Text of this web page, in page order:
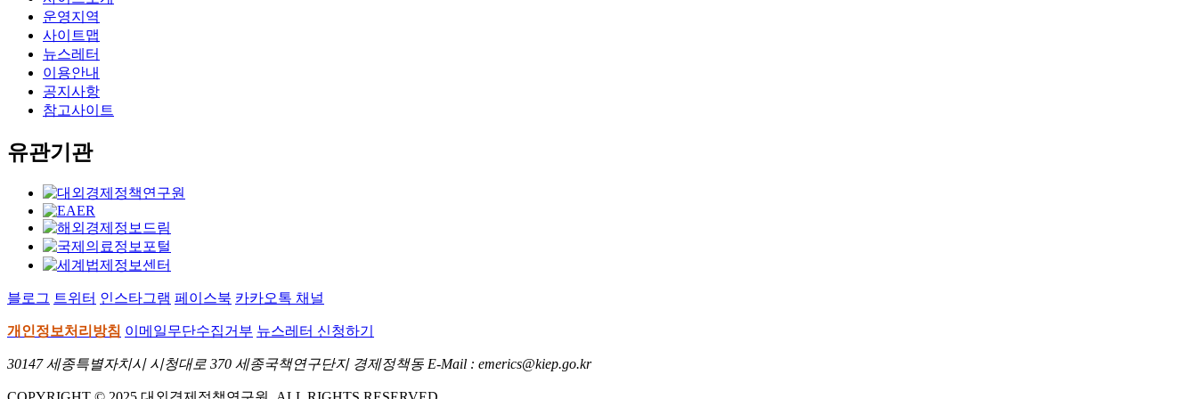
운영지역
사이트맵
뉴스레터
이용안내
공지사항
참고사이트
유관기관
블로그 트위터 인스타그램 페이스북 카카오톡 채널
개인정보처리방침 이메일무단수집거부 뉴스레터 신청하기
30147 세종특별자치시 시청대로 370 세종국책연구단지 경제정책동 E-Mail : emerics@kiep.go.kr